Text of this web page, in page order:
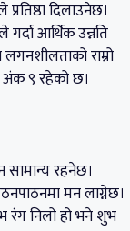
दिलाउनेछ।
आर्थिक उन्नति
लगनशीलताको राम्रो
९ रहेको छ।
सामान्य रहनेछ।
मन लाग्नेछ।
रंग निलो हो भने शुभ